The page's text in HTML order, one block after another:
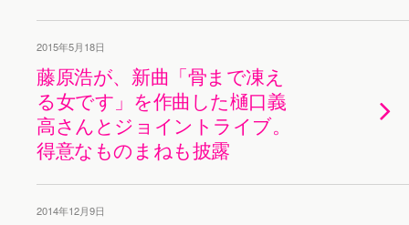
2015年5月18日
藤原浩が、新曲「骨まで凍え
る女です」を作曲した樋口義
高さんとジョイントライブ。
得意なものまねも披露
2014年12月9日